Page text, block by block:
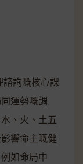
詢嘅核心課
運勢嘅調
、火、土五
響命主嘅健
如命局中